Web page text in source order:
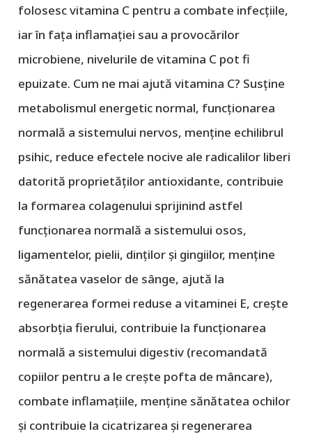
folosesc vitamina C pentru a combate infecțiile,
iar în fața inflamației sau a provocărilor
microbiene, nivelurile de vitamina C pot fi
epuizate. Cum ne mai ajută vitamina C? Susține
metabolismul energetic normal, funcționarea
normală a sistemului nervos, menține echilibrul
psihic, reduce efectele nocive ale radicalilor liberi
datorită proprietăților antioxidante, contribuie
la formarea colagenului sprijinind astfel
funcționarea normală a sistemului osos,
ligamentelor, pielii, dinților și gingiilor, menține
sănătatea vaselor de sânge, ajută la
regenerarea formei reduse a vitaminei E, crește
absorbția fierului, contribuie la funcționarea
normală a sistemului digestiv (recomandată
copiilor pentru a le crește pofta de mâncare),
combate inflamațiile, menține sănătatea ochilor
și contribuie la cicatrizarea și regenerarea